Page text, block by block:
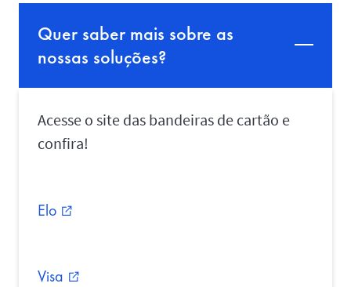
Quer saber mais sobre as
nossas soluções?
Acesse o site das bandeiras de cartão e
confira!
Elo external_link
Visa external_link